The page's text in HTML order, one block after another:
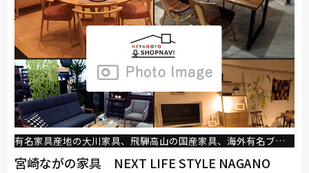
有名家具産地の大川家具、飛騨高山の国産家具、海外有名ブランド家具を取り揃え。
宮崎ながの家具 NEXT LIFE STYLE NAGANO